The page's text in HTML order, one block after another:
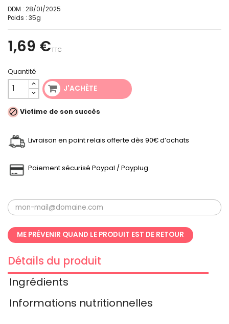
DDM : 28/01/2025
Poids : 35g
1,69 €TTC
Quantité
J'ACHÈTE
 Victime de son succès
Livraison en point relais offerte dès 90€ d’achats
Paiement sécurisé Paypal / Payplug
ME PRÉVENIR QUAND LE PRODUIT EST DE RETOUR
Détails du produit
Ingrédients
Informations nutritionnelles